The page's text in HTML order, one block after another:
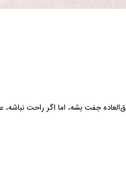
جفت بشه، اما اگر راحت نباشه،